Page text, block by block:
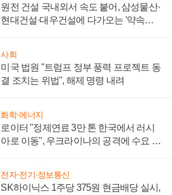
원전 건설 국내외서 속도 붙어, 삼성물산·
현대건설·대우건설에 다가오는 '약속의
사회
미국 법원 "트럼프 정부 풍력 프로젝트 동
결 조치는 위법", 해제 명령 내려
화학·에너지
로이터 "정제연료 3만 톤 한국에서 러시
아로 이동", 우크라이나의 공격에 수요 늘
전자·전기·정보통신
SK하이닉스 1주당 375원 현금배당 실시,